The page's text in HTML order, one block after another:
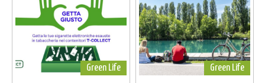
Green Life Green Life